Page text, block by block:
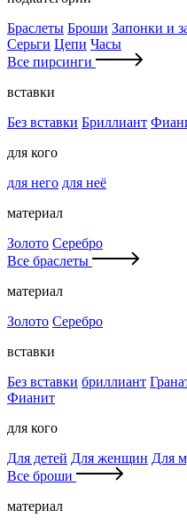
Браслеты Броши Запонки и
Серьги Цепи Часы
Все пирсинги
вставки
Без вставки Бриллиант
для кого
для него для неё
материал
Золото Серебро
Все браслеты
материал
Золото Серебро
вставки
Без вставки бриллиант
Фианит
для кого
Для детей Для женщин Для
Все броши
материал